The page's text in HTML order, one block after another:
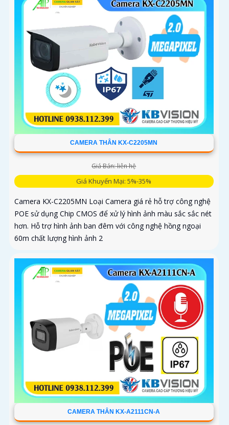
CAMERA THÂN KX-C2205MN
Giá Bán: liên hệ
Giá Khuyến Mại: 5%-35%
Camera KX-C2205MN Loại Camera giá rẻ hỗ trợ công nghệ
POE sử dụng Chip CMOS để xử lý hình ảnh màu sắc sắc nét
hơn. Hỗ trợ hình ảnh ban đêm với công nghệ hồng ngoại
60m chất lượng hình ảnh 2
CAMERA THÂN KX-A2111CN-A